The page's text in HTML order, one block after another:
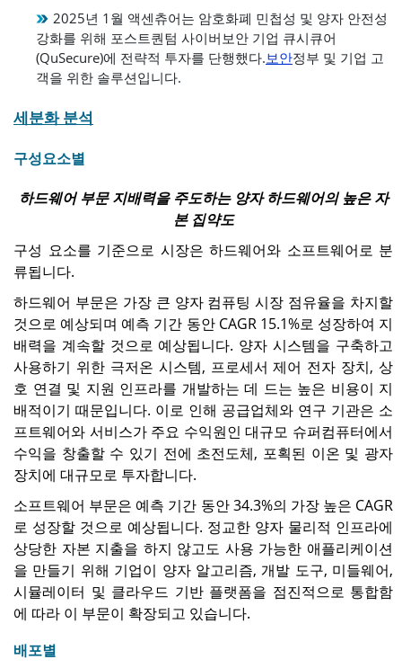
2025년 1월 액센츄어는 암호화폐 민첩성 및 양자 안전성
강화를 위해 포스트퀀텀 사이버보안 기업 큐시큐어
(QuSecure)에 전략적 투자를 단행했다.보안정부 및 기업 고
객을 위한 솔루션입니다.
세분화 분석
구성요소별
하드웨어 부문 지배력을 주도하는 양자 하드웨어의 높은 자
본 집약도
구성 요소를 기준으로 시장은 하드웨어와 소프트웨어로 분
류됩니다.
하드웨어 부문은 가장 큰 양자 컴퓨팅 시장 점유율을 차지할
것으로 예상되며 예측 기간 동안 CAGR 15.1%로 성장하여 지
배력을 계속할 것으로 예상됩니다. 양자 시스템을 구축하고
사용하기 위한 극저온 시스템, 프로세서 제어 전자 장치, 상
호 연결 및 지원 인프라를 개발하는 데 드는 높은 비용이 지
배적이기 때문입니다. 이로 인해 공급업체와 연구 기관은 소
프트웨어와 서비스가 주요 수익원인 대규모 슈퍼컴퓨터에서
수익을 창출할 수 있기 전에 초전도체, 포획된 이온 및 광자
장치에 대규모로 투자합니다.
소프트웨어 부문은 예측 기간 동안 34.3%의 가장 높은 CAGR
로 성장할 것으로 예상됩니다. 정교한 양자 물리적 인프라에
상당한 자본 지출을 하지 않고도 사용 가능한 애플리케이션
을 만들기 위해 기업이 양자 알고리즘, 개발 도구, 미들웨어,
시뮬레이터 및 클라우드 기반 플랫폼을 점진적으로 통합함
에 따라 이 부문이 확장되고 있습니다.
배포별